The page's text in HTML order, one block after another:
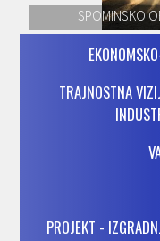
SPOMINSKO
TRAJNOSTNA
PROJEKT -